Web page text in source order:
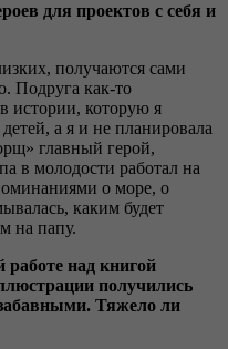
для проектов с себя и
получаются сами
Подруга как-то
истории, которую я
а я и не планировала
главный герой,
в молодости работал на
о море, о
каким будет
на папу.
работе над книгой
получились
Тяжело ли